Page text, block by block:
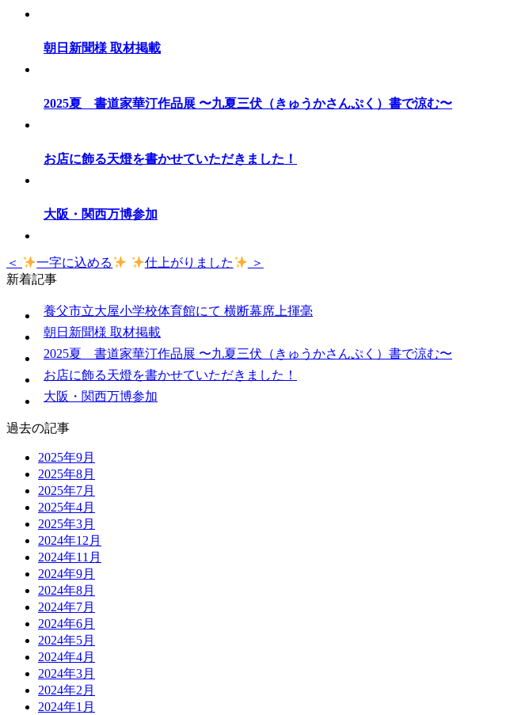
朝日新聞様 取材掲載
2025夏 書道家華汀作品展 〜九夏三伏（きゅうかさんぷく）書で涼む〜
お店に飾る天燈を書かせていただきました！
大阪・関西万博参加
＜ 一字に込める 仕上がりました
＞
新着記事
養父市立大屋小学校体育館にて 横断幕席上揮毫
朝日新聞様 取材掲載
2025夏 書道家華汀作品展 〜九夏三伏（きゅうかさんぷく）書で涼む〜
お店に飾る天燈を書かせていただきました！
大阪・関西万博参加
過去の記事
2025年9月
2025年8月
2025年7月
2025年4月
2025年3月
2024年12月
2024年11月
2024年9月
2024年8月
2024年7月
2024年6月
2024年5月
2024年4月
2024年3月
2024年2月
2024年1月